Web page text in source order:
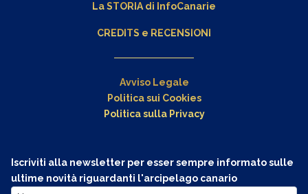
La STORIA di InfoCanarie
CREDITS e RECENSIONI
Avviso Legale
Politica sui Cookies
Politica sulla Privacy
Iscriviti alla newsletter per esser sempre informato sulle
ultime novità riguardanti l'arcipelago canario